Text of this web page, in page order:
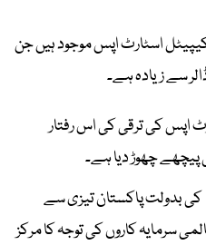
وینچر کیپیٹل اسٹارٹ اپس موجود ہیں جن
اپس کی ترقی کی اس رفتار
پیچھے چھوڑ دیا ہے۔
بدولت پاکستان تیزی سے
سرمایہ کاروں کی توجہ کا مرکز